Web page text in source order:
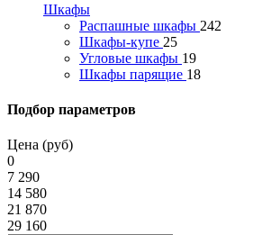
Шкафы
Распашные шкафы 242
Шкафы-купе 25
Угловые шкафы 19
Шкафы парящие 18
Подбор параметров
Цена (руб)
0
7 290
14 580
21 870
29 160